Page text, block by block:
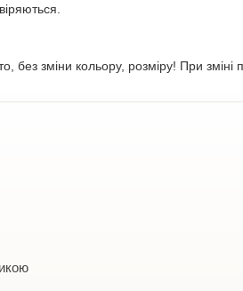
без зміни кольору, розміру! При зміні